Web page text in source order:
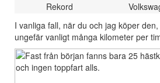
Rekord
I vanliga fall, när du och jag köper
ungefär vanligt många kilometer per